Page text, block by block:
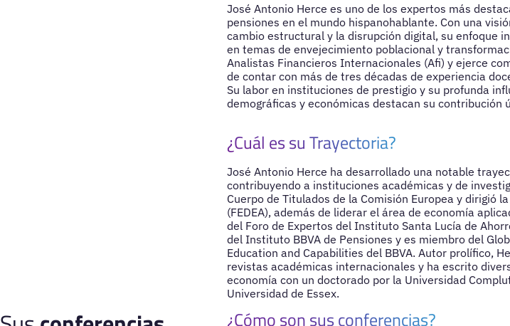
José Antonio Herce es uno de los expertos más
pensiones en el mundo hispanohablante. Con una
cambio estructural y la disrupción digital, su enfoque
en temas de envejecimiento poblacional y
Analistas Financieros Internacionales (Afi) y ejerce
de contar con más de tres décadas de experiencia
Su labor en instituciones de prestigio y su profunda
demográficas y económicas destacan su contribución
¿Cuál es su Trayectoria?
José Antonio Herce ha desarrollado una notable
contribuyendo a instituciones académicas y de
Cuerpo de Titulados de la Comisión Europea y dirigió
(FEDEA), además de liderar el área de economía
del Foro de Expertos del Instituto Santa Lucía de
del Instituto BBVA de Pensiones y es miembro del
Education and Capabilities del BBVA. Autor prolífico,
revistas académicas internacionales y ha escrito
economía con un doctorado por la Universidad
Universidad de Essex.
¿Cómo son sus conferencias?